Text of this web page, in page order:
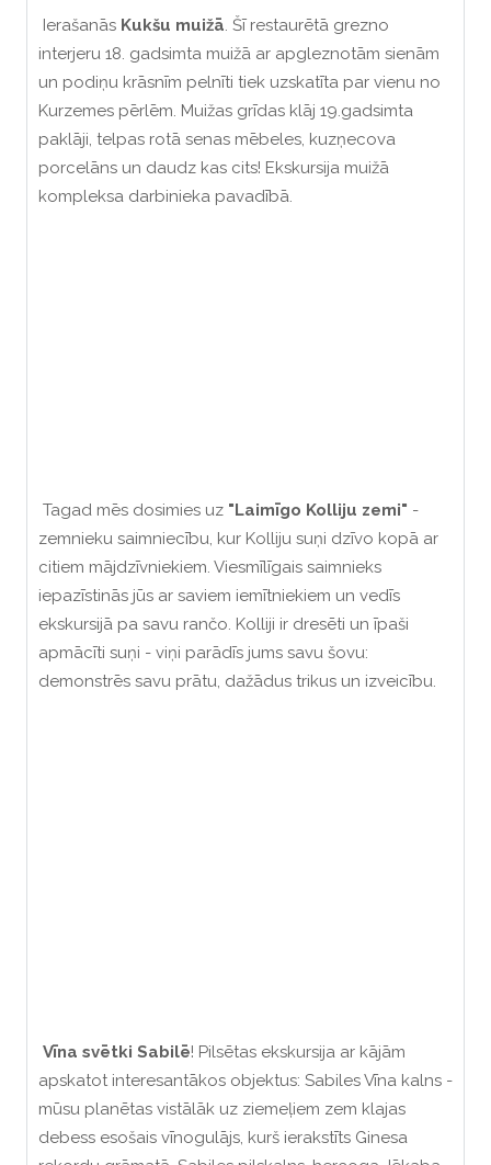
Ierašanās Kukšu muižā. Šī restaurētā grezno
interjeru 18. gadsimta muižā ar apgleznotām sienām
un podiņu krāsnīm pelnīti tiek uzskatīta par vienu no
Kurzemes pērlēm. Muižas grīdas klāj 19.gadsimta
paklāji, telpas rotā senas mēbeles, kuzņecova
porcelāns un daudz kas cits! Ekskursija muižā
kompleksa darbinieka pavadībā.
Tagad mēs dosimies uz "Laimīgo Kolliju zemi" -
zemnieku saimniecību, kur Kolliju suņi dzīvo kopā ar
citiem mājdzīvniekiem. Viesmīlīgais saimnieks
iepazīstinās jūs ar saviem iemītniekiem un vedīs
ekskursijā pa savu rančo. Kolliji ir dresēti un īpaši
apmācīti suņi - viņi parādīs jums savu šovu:
demonstrēs savu prātu, dažādus trikus un izveicību.
Vīna svētki Sabilē! Pilsētas ekskursija ar kājām
apskatot interesantākos objektus: Sabiles Vīna kalns -
mūsu planētas vistālāk uz ziemeļiem zem klajas
debess esošais vīnogulājs, kurš ierakstīts Ginesa